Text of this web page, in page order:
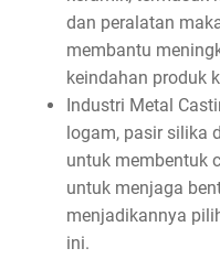
dan peralatan
membantu
keindahan produk
Industri Metal
logam, pasir silika
untuk membentuk
untuk menjaga
menjadikannya
ini.